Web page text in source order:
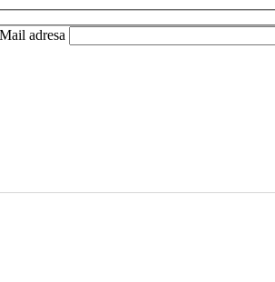
Mail adresa